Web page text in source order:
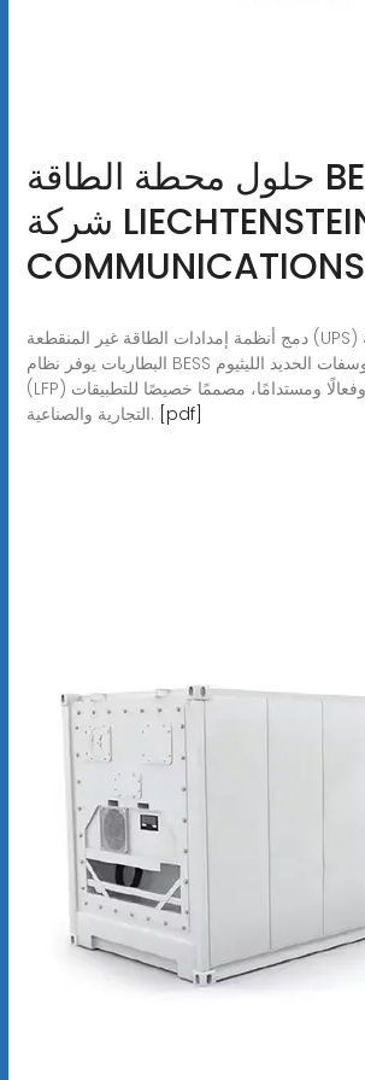
حلول محطة الطاقة BESS من
شركة LIECHTENSTEIN
COMMUNICATIONS
دمج أنظمة إمدادات الطاقة غير المنقطعة (UPS) و أنظمة تخزين طاقة
البطاريات يوفر نظام BESS المزود ببطاريات فوسفات الحديد الليثيوم
(LFP) حلاً للطاقة موثوقًا وفعالًا ومستدامًا، مصممًا خصيصًا للتطبيقات
التجارية والصناعية. [pdf]